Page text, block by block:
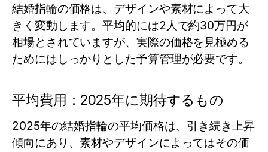
結婚指輪の価格は、デザインや素材によって大
きく変動します。平均的には2人で約30万円が
相場とされていますが、実際の価格を見極める
ためにはしっかりとした予算管理が必要です。
平均費用：2025年に期待するもの
2025年の結婚指輪の平均価格は、引き続き上昇
傾向にあり、素材やデザインによってはその価